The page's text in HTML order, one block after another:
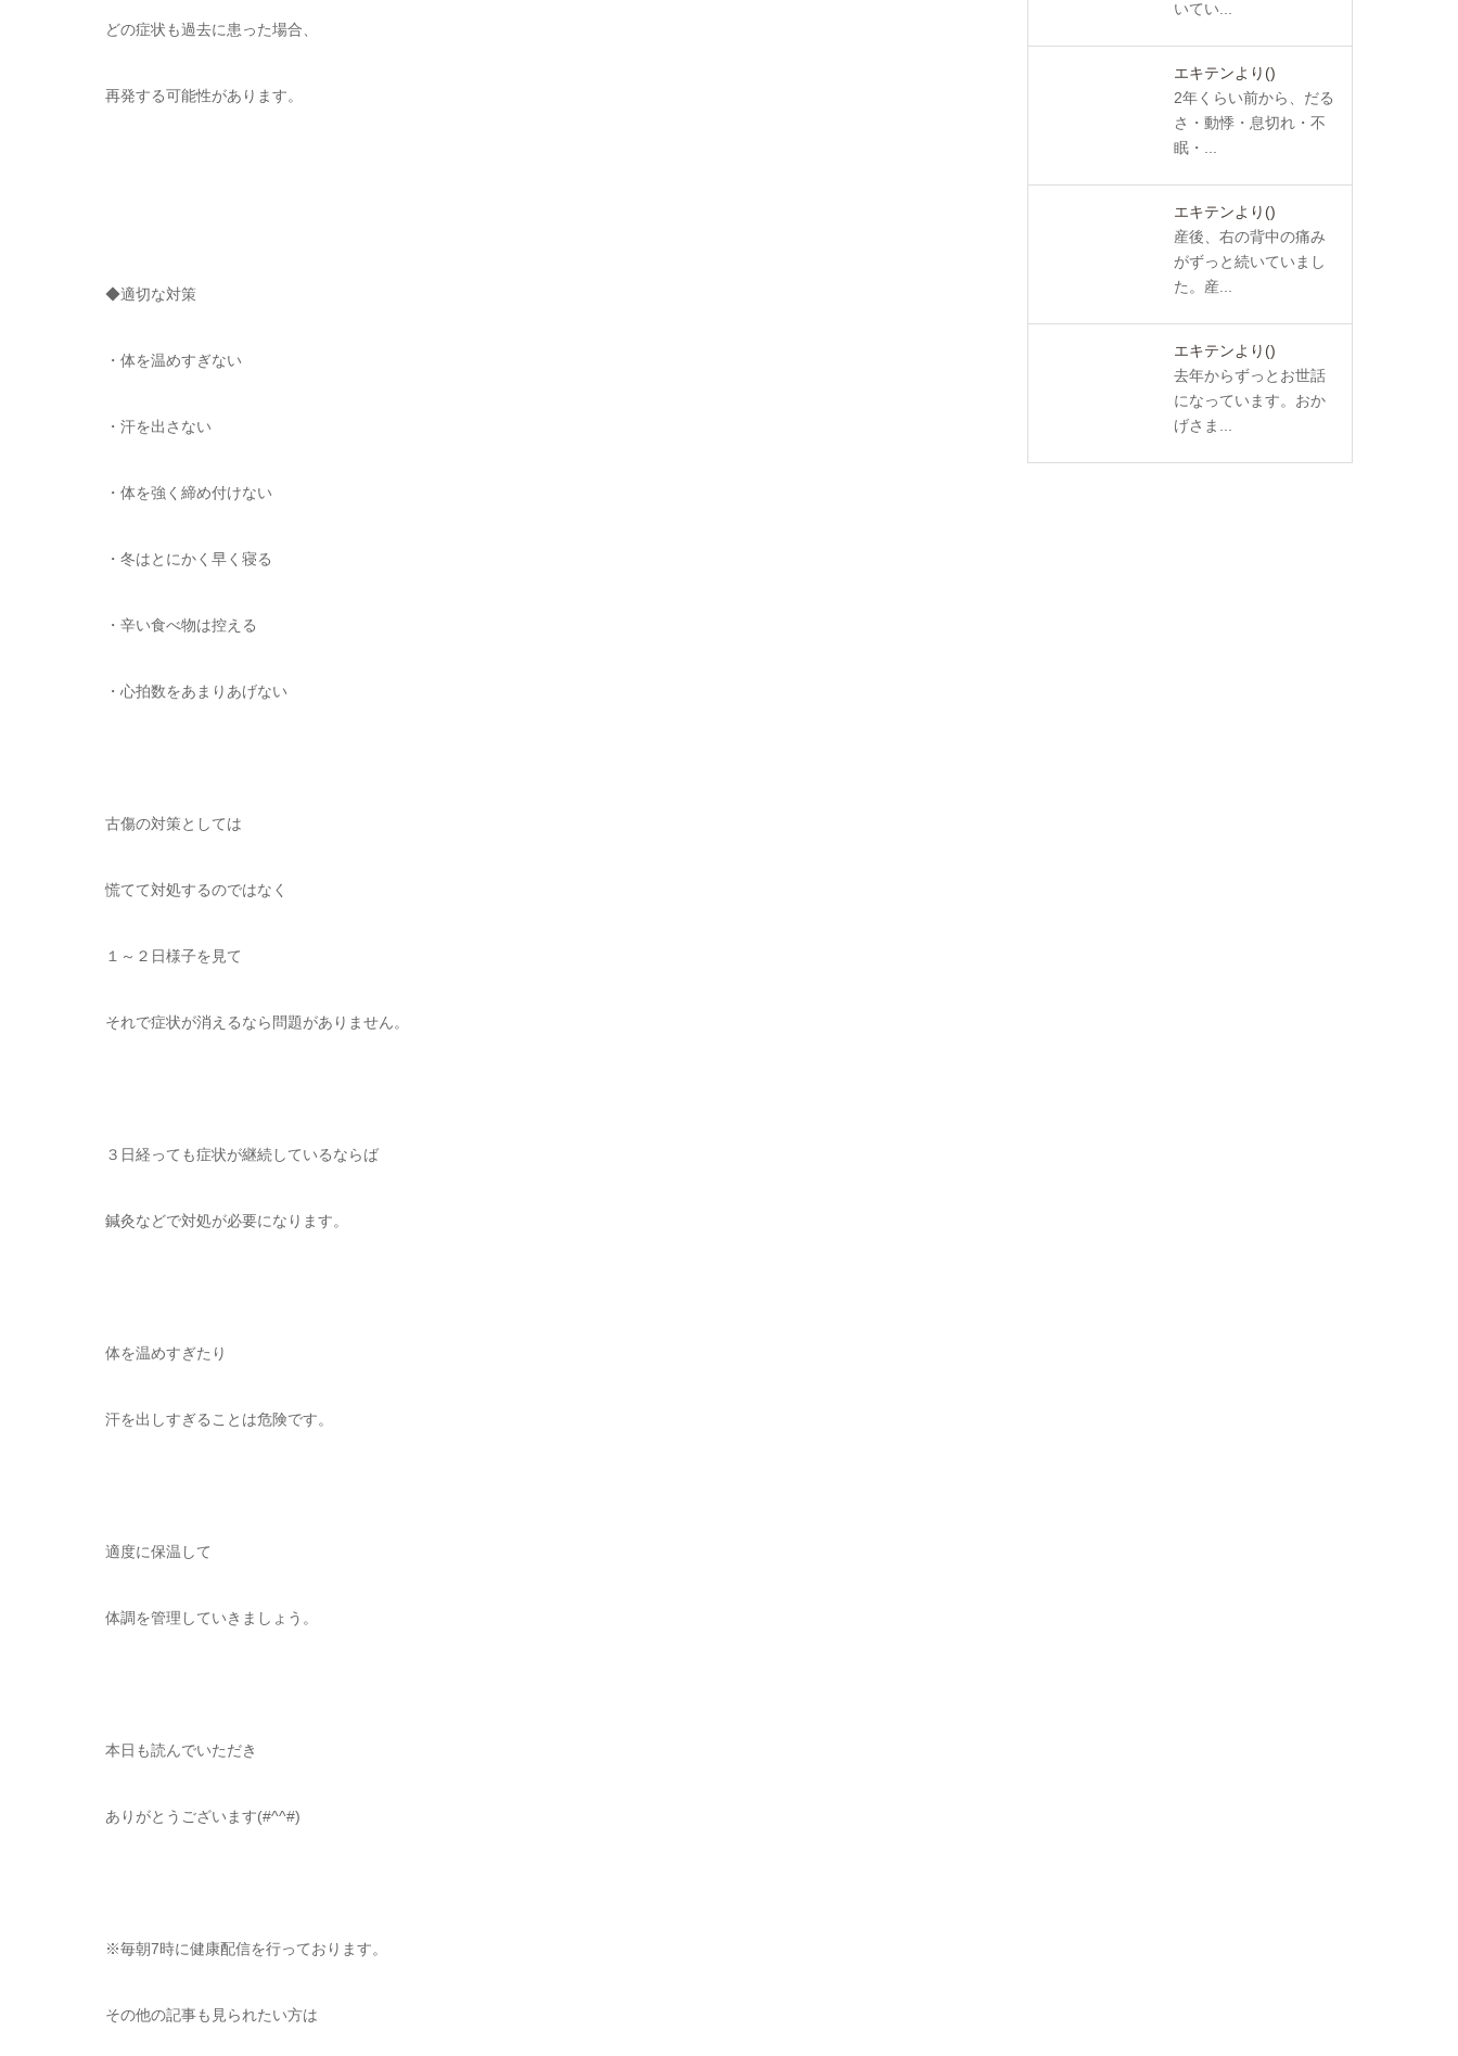
どの症状も過去に患った場合、
再発する可能性があります。
◆適切な対策
・体を温めすぎない
・汗を出さない
・体を強く締め付けない
・冬はとにかく早く寝る
・辛い食べ物は控える
・心拍数をあまりあげない
古傷の対策としては
慌てて対処するのではなく
１～２日様子を見て
それで症状が消えるなら問題がありません。
３日経っても症状が継続しているならば
鍼灸などで対処が必要になります。
体を温めすぎたり
汗を出しすぎることは危険です。
適度に保温して
体調を管理していきましょう。
本日も読んでいただき
ありがとうございます(#^^#)
※毎朝7時に健康配信を行っております。
その他の記事も見られたい方は
いてい...
エキテンより ()
2年くらい前から、だる
さ・動悸・息切れ・不
眠・...
エキテンより ()
産後、右の背中の痛み
がずっと続いていまし
た。産...
エキテンより ()
去年からずっとお世話
になっています。おか
げさま...